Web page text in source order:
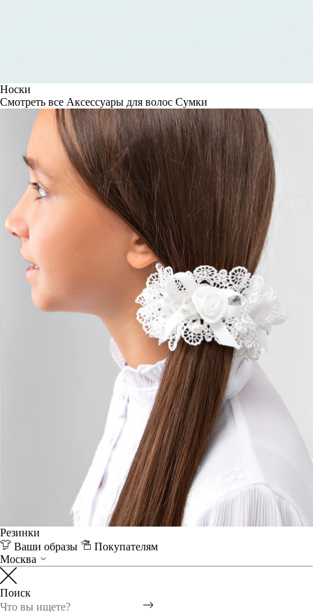
Носки
Смотреть все Аксессуары для волос Сумки
Резинки
Ваши образы
Покупателям
Москва
Поиск